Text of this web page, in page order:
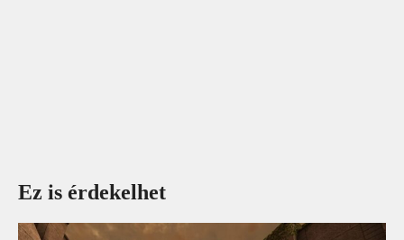
Ez is érdekelhet